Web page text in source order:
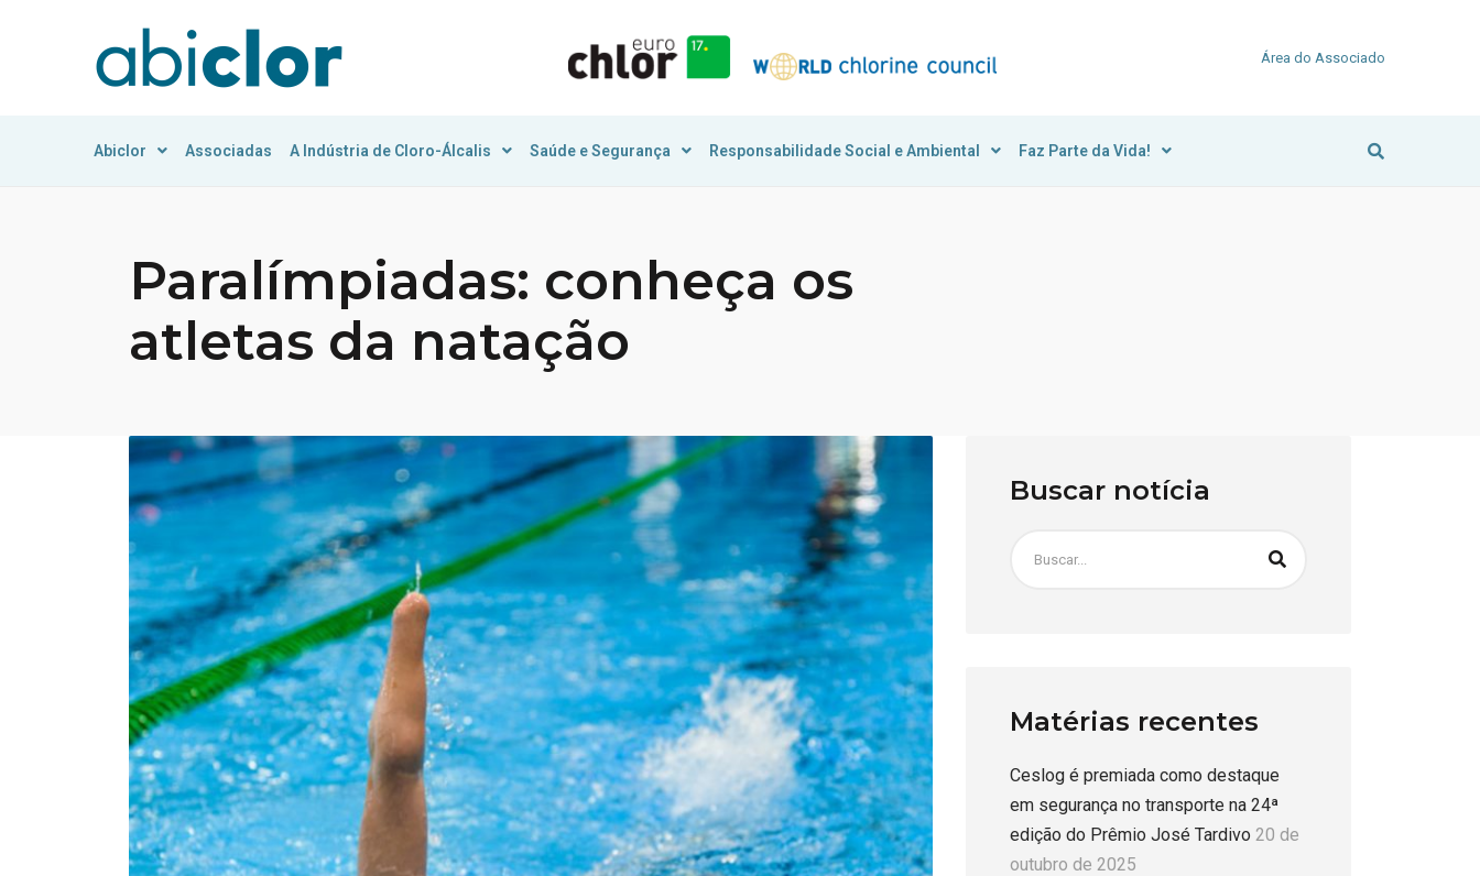
Área do Associado
Abiclor Associadas A Indústria de Cloro-Álcalis Saúde e Segurança Responsabilidade Social e Ambiental Faz Parte da Vida!
Paralímpiadas: conheça os
atletas da natação
Buscar notícia
Matérias recentes
Ceslog é premiada como destaque
em segurança no transporte na 24ª
edição do Prêmio José Tardivo 20 de
outubro de 2025